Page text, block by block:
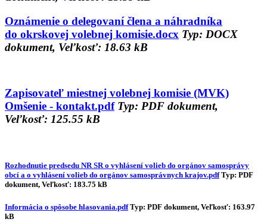
Oznámenie o delegovaní člena a náhradníka
do okrskovej volebnej komisie.docx Typ: DOCX
dokument, Veľkosť: 18.63 kB
Zapisovateľ miestnej volebnej komisie (MVK)
Omšenie - kontakt.pdfTyp: PDF dokument,
Veľkosť: 125.55 kB
Rozhodnutie predsedu NR SR o vyhlásení volieb do orgánov samosprávy
obcí a o vyhlásení volieb do orgánov samosprávnych krajov.pdfTyp: PDF
dokument, Veľkosť: 183.75 kB
Informácia o spôsobe hlasovania.pdfTyp: PDF dokument, Veľkosť: 163.97
kB